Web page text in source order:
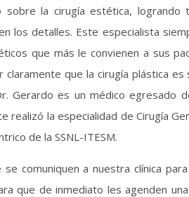
sobre la cirugía estética, logrando
los detalles. Este especialista
que más le convienen a sus
que la cirugía plástica
Gerardo es un médico egresado
realizó la especialidad de Cirugía
de la SSNL-ITESM.
se comuniquen a nuestra clínica
que de inmediato les agenden